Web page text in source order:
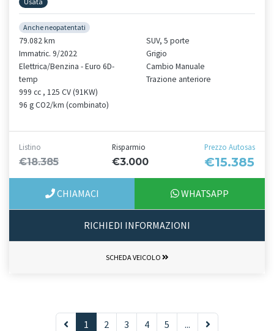
Anche neopatentati
79.082 km
Immatric. 9/2022
Elettrica/Benzina - Euro 6D-
temp
999 cc , 125 CV (91KW)
96 g CO2/km (combinato)
SUV, 5 porte
Grigio
Cambio Manuale
Trazione anteriore
Listino
€18.385
Risparmio
€3.000
Prezzo Autosas
€15.385
CHIAMACI WHATSAPP
RICHIEDI INFORMAZIONI
SCHEDA VEICOLO
1 2 3 4 5 ...